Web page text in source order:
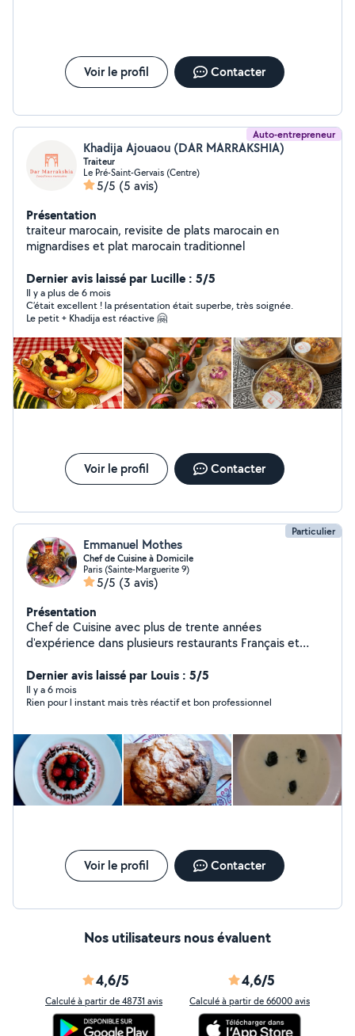
Voir le profil Contacter
Auto-entrepreneur
Khadija Ajouaou (DAR MARRAKSHIA)
Traiteur
Le Pré-Saint-Gervais (Centre)
5/5 (5 avis)
Présentation
traiteur marocain, revisite de plats marocain en
mignardises et plat marocain traditionnel
Dernier avis laissé par Lucille : 5/5
Il y a plus de 6 mois
C’était excellent ! la présentation était superbe, très soignée.
Le petit + Khadija est réactive 🤗
Voir le profil Contacter
Particulier
Emmanuel Mothes
Chef de Cuisine à Domicile
Paris (Sainte-Marguerite 9)
5/5 (3 avis)
Présentation
Chef de Cuisine avec plus de trente années
d'expérience dans plusieurs restaurants Français et
partager ma passion à votre domicile en Île de France
en vous proposant des cours de cuisine à domicile ou
dans mon atelier.
Dernier avis laissé par Louis : 5/5
Il y a 6 mois
Rien pour l instant mais très réactif et bon professionnel
Voir le profil Contacter
Nos utilisateurs nous évaluent
4,6/5
Calculé à partir de 48731 avis
4,6/5
Calculé à partir de 66000 avis